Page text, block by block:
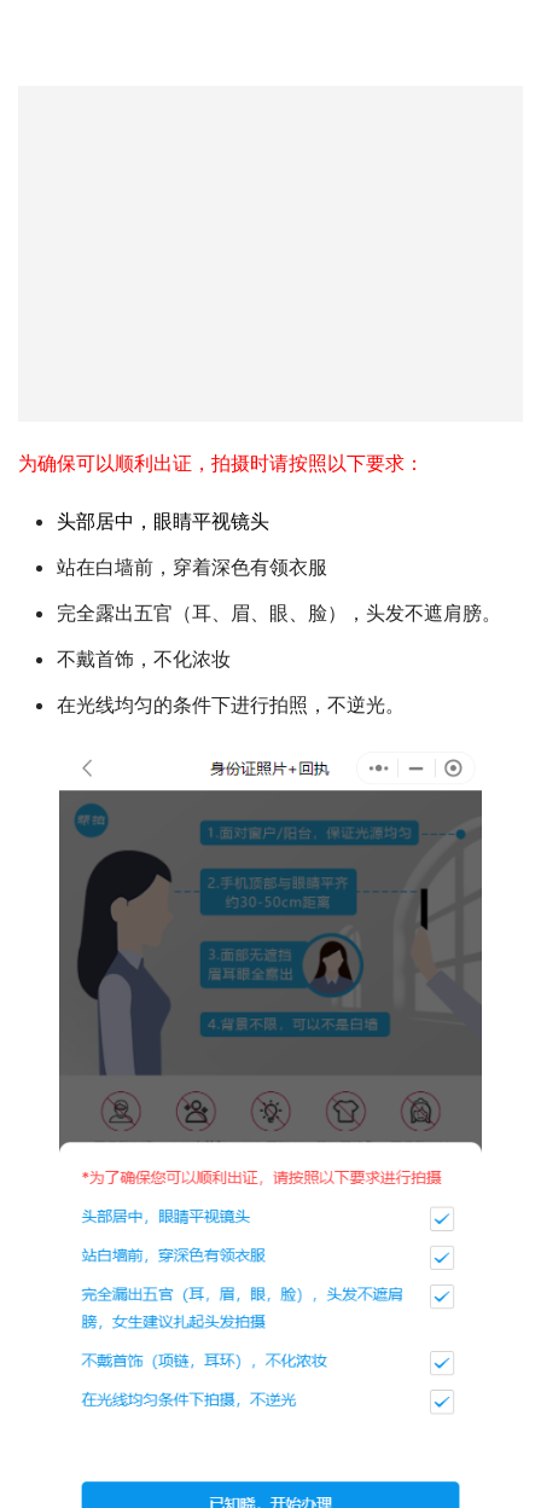
为确保可以顺利出证，拍摄时请按照以下要求：
头部居中，眼睛平视镜头
站在白墙前，穿着深色有领衣服
完全露出五官（耳、眉、眼、脸），头发不遮肩膀。
在光线均匀的条件下进行拍照，不逆光。